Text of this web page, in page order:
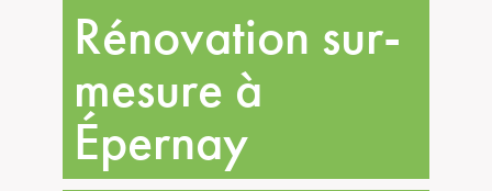
Rénovation sur-
mesure à
Épernay